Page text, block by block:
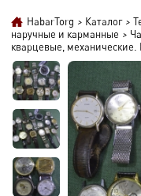
HabarTorg > Каталог >
наручные и карманные >
кварцевые, механические.